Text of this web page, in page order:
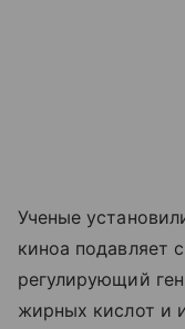
Ученые
киноа подавляет
регулирующий
жирных кислот и